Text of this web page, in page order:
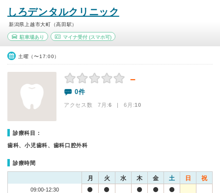
しろデンタルクリニック
新潟県上越市大町（高田駅）
駐車場あり マイナ受付(スマホ可)
土曜（〜17:00）
－
0件
アクセス数 7月:6 | 6月:10
診療科目：
歯科、小児歯科、歯科口腔外科
診療時間
月 火 水 木 金 土 日 祝
09:00-12:30